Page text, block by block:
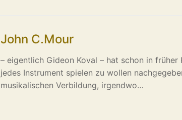
John C.Mour
– eigentlich Gideon Koval – hat schon in früher
jedes Instrument spielen zu wollen
musikalischen Verbildung, irgendwo…